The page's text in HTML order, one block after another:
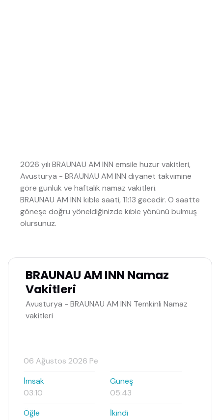
2026 yılı BRAUNAU AM INN emsile huzur vakitleri,
Avusturya - BRAUNAU AM INN diyanet takvimine
göre günlük ve haftalık namaz vakitleri.
BRAUNAU AM INN kıble saati, 11:13 gecedir. O saatte
göneşe doğru yöneldiğinizde kıble yönünü bulmuş
olursunuz.
BRAUNAU AM INN Namaz
Vakitleri
Avusturya - BRAUNAU AM INN Temkinli Namaz
vakitleri
06 Ağustos 2026 Pe
İmsak
03:10
Güneş
05:43
Öğle
İkindi